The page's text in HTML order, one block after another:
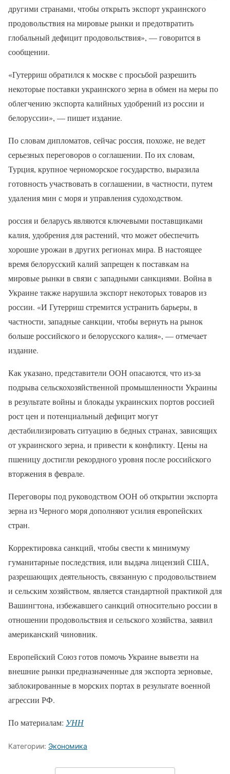
другими странами, чтобы открыть экспорт украинского
продовольствия на мировые рынки и предотвратить
глобальный дефицит продовольствия», — говорится в
сообщении.
«Гутерриш обратился к москве с просьбой разрешить
некоторые поставки украинского зерна в обмен на меры по
облегчению экспорта калийных удобрений из россии и
белоруссии», — пишет издание.
По словам дипломатов, сейчас россия, похоже, не ведет
серьезных переговоров о соглашении. По их словам,
Турция, крупное черноморское государство, выразила
готовность участвовать в соглашении, в частности, путем
удаления мин с моря и управления судоходством.
россия и беларусь являются ключевыми поставщиками
калия, удобрения для растений, что может обеспечить
хорошие урожаи в других регионах мира. В настоящее
время белорусский калий запрещен к поставкам на
мировые рынки в связи с западными санкциями. Война в
Украине также нарушила экспорт некоторых товаров из
россии. «И Гутерриш стремится устранить барьеры, в
частности, западные санкции, чтобы вернуть на рынок
больше российского и белорусского калия», — отмечает
издание.
Как указано, представители ООН опасаются, что из-за
подрыва сельскохозяйственной промышленности Украины
в результате войны и блокады украинских портов россией
рост цен и потенциальный дефицит могут
дестабилизировать ситуацию в бедных странах, зависящих
от украинского зерна, и привести к конфликту. Цены на
пшеницу достигли рекордного уровня после российского
вторжения в феврале.
Переговоры под руководством ООН об открытии экспорта
зерна из Черного моря дополняют усилия европейских
стран.
Корректировка санкций, чтобы свести к минимуму
гуманитарные последствия, или выдача лицензий США,
разрешающих деятельность, связанную с продовольствием
и сельским хозяйством, является стандартной практикой для
Вашингтона, избежавшего санкций относительно россии в
отношении продовольствия и сельского хозяйства, заявил
американский чиновник.
Европейский Союз готов помочь Украине вывезти на
внешние рынки предназначенные для экспорта зерновые,
заблокированные в морских портах в результате военной
агрессии РФ.
По материалам: УНН
Категории: Экономика